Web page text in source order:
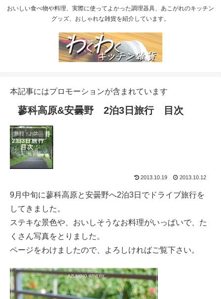
おいしい食べ物や料理、実際に使ってよかった調理器具、あこがれのキッチン
グッズ、おしゃれな雑貨を紹介しています。
本記事にはプロモーションが含まれています
蓼科高原&安曇野 2泊3日旅行 目次
旅行・お出かけ
2013.10.19 2013.10.12
9月中旬に蓼科高原と安曇野へ2泊3日でドライブ旅行を
してきました。
ステキな景色や、おいしそうなお料理がいっぱいで、た
くさん写真をとりました。
ページをわけましたので、よろしければご覧下さい。